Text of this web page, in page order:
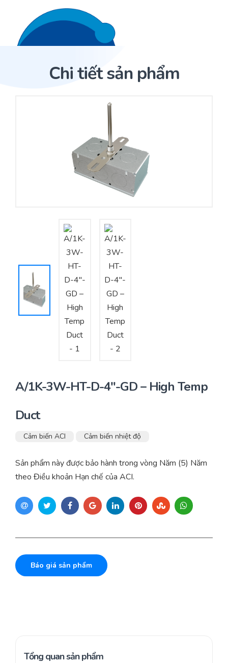
Trang Chủ
Nhà phân phối cảm biến
Nhà sản xuất thiết bị điều khiển
Bảo trì – Bảo dưỡng hệ thống
Tư vấn – Thiết kế – Cung cấp thiết bị HVAC
Tư vấn thiết kế, thi công tủ điều khiển
Thi công – Lắp đặt hệ thống HVAC
Yêu cầu báo giá
Chi tiết sản phẩm
Sản phẩm
A/1K-3W-HT-D-4″-GD – High Temp
Duct
Cảm biến ACI Cảm biến nhiệt độ
Sản phẩm này được bảo hành trong vòng Năm (5) Năm
theo Điều khoản Hạn chế của ACI.
Báo giá sản phẩm
Tổng quan sản phẩm